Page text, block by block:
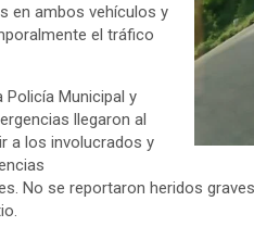
en ambos vehículos y
el tráfico
Policía Municipal y
llegaron al
a los involucrados y
No se reportaron heridos